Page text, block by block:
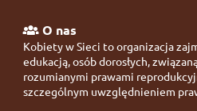
O nas
Kobiety w Sieci to organizacja
edukacją, osób dorosłych,
rozumianymi prawami
szczególnym uwzględnieniem